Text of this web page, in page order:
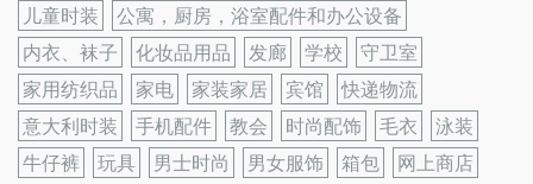
儿童时装
公寓，厨房，浴室配件和办公设备
内衣、袜子
化妆品用品 发廊 学校
守卫室
家用纺织品
家电 家装家居 宾馆
快递物流
意大利时装
手机配件 教会 时尚配饰 毛衣
泳装
牛仔裤
玩具 男士时尚 男女服饰 箱包
网上商店